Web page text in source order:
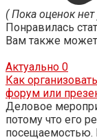
( Пока оценок нет
Понравилась
Вам также
Актуально 0
Как
форум или
Деловое
потому что его
посещаемостью.